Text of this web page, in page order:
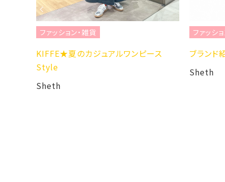
ファッション・雑貨
KIFFE★夏のカジュアルワンピース
Style
Sheth
ファッシ
ブランド
Sheth